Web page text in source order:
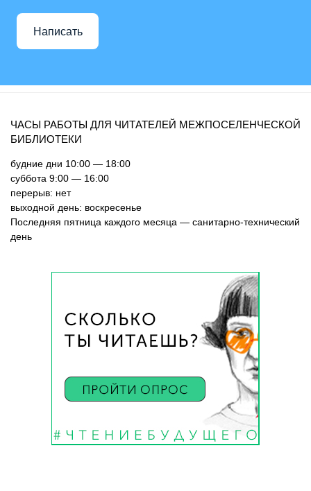
Написать
ЧАСЫ РАБОТЫ ДЛЯ ЧИТАТЕЛЕЙ МЕЖПОСЕЛЕНЧЕСКОЙ
БИБЛИОТЕКИ
будние дни 10:00 — 18:00
суббота 9:00 — 16:00
перерыв: нет
выходной день: воскресенье
Последняя пятница каждого месяца — санитарно-технический
день